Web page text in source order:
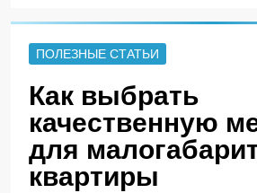
ПОЛЕЗНЫЕ СТАТЬИ
Как выбрать
качественную
для
квартиры